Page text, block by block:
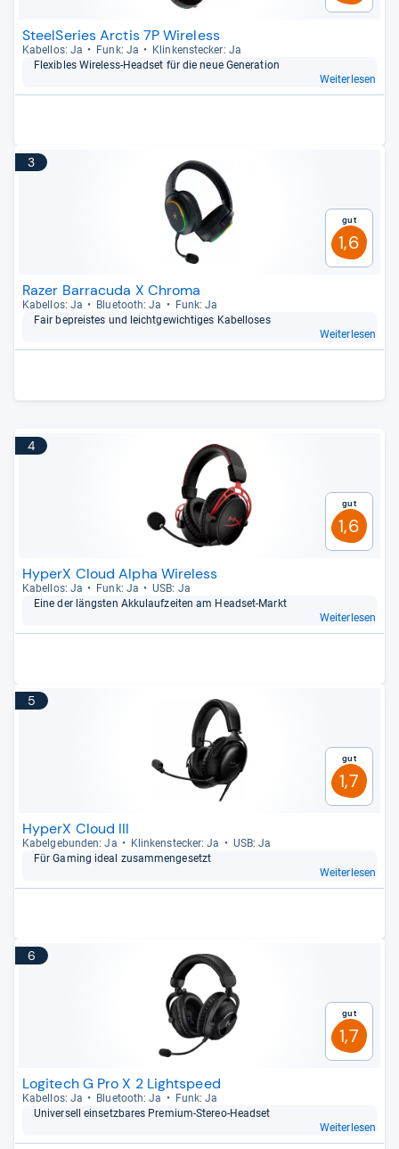
SteelSeries Arctis 7P Wireless
Kabel­los: Ja Funk: Ja
Klin­ken­ste­cker: Ja
Fle­xibles Wire­less-​Head­set für die neue Gene­ra­tion
Weiterlesen
3
Gut
1,6
Razer Barracuda X Chroma
Kabel­los: Ja Blue­tooth: Ja
Funk: Ja
Fair bepreis­tes und leicht­ge­wich­ti­ges Kabel­lo­ses
Weiterlesen
4
Gut
1,6
HyperX Cloud Alpha Wireless
Kabel­los: Ja Funk: Ja
USB: Ja
Eine der längs­ten Akku­lauf­zei­ten am Head­set-​Markt
Weiterlesen
5
Gut
1,7
HyperX Cloud III
Kabel­ge­bun­den: Ja Klin­ken­ste­cker: Ja
USB: Ja
Für Gaming ideal zusam­men­ge­setzt
Weiterlesen
6
Gut
1,7
Logitech G Pro X 2 Lightspeed
Kabel­los: Ja Blue­tooth: Ja
Funk: Ja
Uni­ver­sell ein­setz­ba­res Pre­mium-​Ste­reo-​Head­set
Weiterlesen